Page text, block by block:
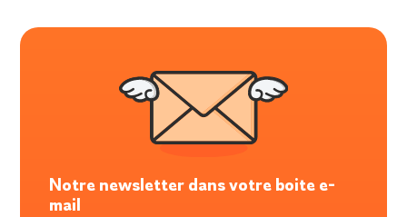
Notre newsletter dans votre boite e-
mail